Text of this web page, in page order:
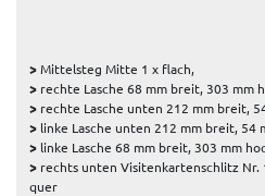
>Mittelsteg Mitte 1 x flach,
> rechte Lasche 68 mm breit, 303 mm
> rechte Lasche unten 212 mm breit,
> linke Lasche unten 212 mm breit, 54
> linke Lasche 68 mm breit, 303 mm
> rechts unten Visitenkartenschlitz Nr.
quer